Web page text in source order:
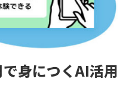
で身につくAI活用